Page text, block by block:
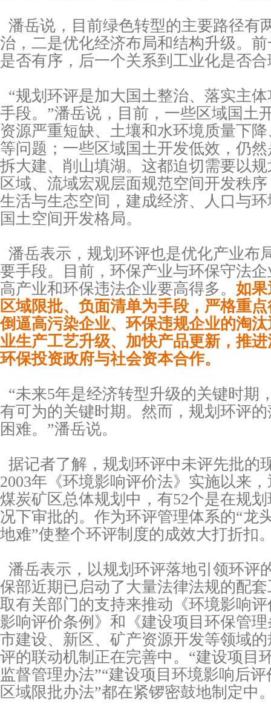
潘岳说，目前绿色转型的主要路径有
治，二是优化经济布局和结构升级。
是否有序，后一个关系到工业化是否
“规划环评是加大国土整治、落实主
手段。”潘岳说，目前，一些区域国土
资源严重短缺、土壤和水环境质量下
等问题；一些区域国土开发低效，仍
拆大建、削山填湖。这都迫切需要以
区域、流域宏观层面规范空间开发秩
生活与生态空间，建成经济、人口与
国土空间开发格局。
潘岳表示，规划环评也是优化产业布
要手段。目前，环保产业与环保守法
高产业和环保违法企业要高得多。 如
区域限批、负面清单为手段，严格重
倒逼高污染企业、环保违规企业的淘
业生产工艺升级、加快产品更新，推
环保投资政府与社会资本合作。
“未来5年是经济转型升级的关键时期
有可为的关键时期。然而，规划环评
困难。”潘岳说。
据记者了解，规划环评中未评先批的
2003年《环境影响评价法》实施以来
煤炭矿区总体规划中，有52个是在规
况下审批的。作为环评管理体系的“龙
地难”使整个环评制度的成效大打折扣
潘岳表示，以规划环评落地引领环评
保部近期已启动了大量法律法规的配
取有关部门的支持来推动《环境影响
影响评价条例》和《建设项目环保管
市建设、新区、矿产资源开发等领域
评的联动机制正在完善中。“建设项目
监督管理办法”“建设项目环境影响后
区域限批办法”都在紧锣密鼓地制定中